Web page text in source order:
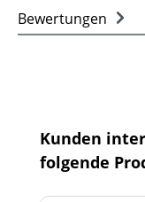
Bewertungen
Produktgalerie
Kunden
folgende